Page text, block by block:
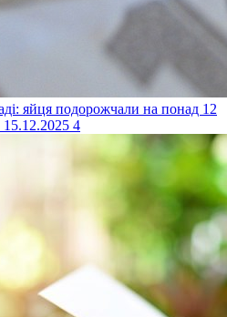
яйця подорожчали на понад 12
15.12.2025 4